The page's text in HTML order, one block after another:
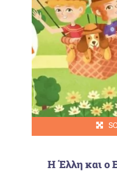
Η Έλλη και ο